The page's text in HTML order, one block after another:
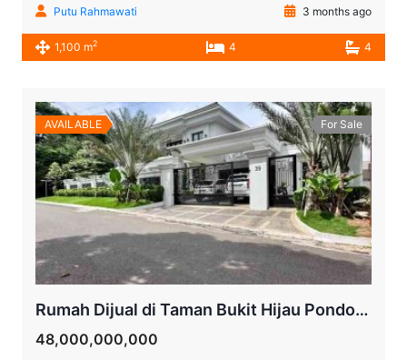
Putu Rahmawati
3 months ago
1,100 m2 4 4
AVAILABLE For Sale
Rumah Dijual di Taman Bukit Hijau Pondok Indah
48,000,000,000